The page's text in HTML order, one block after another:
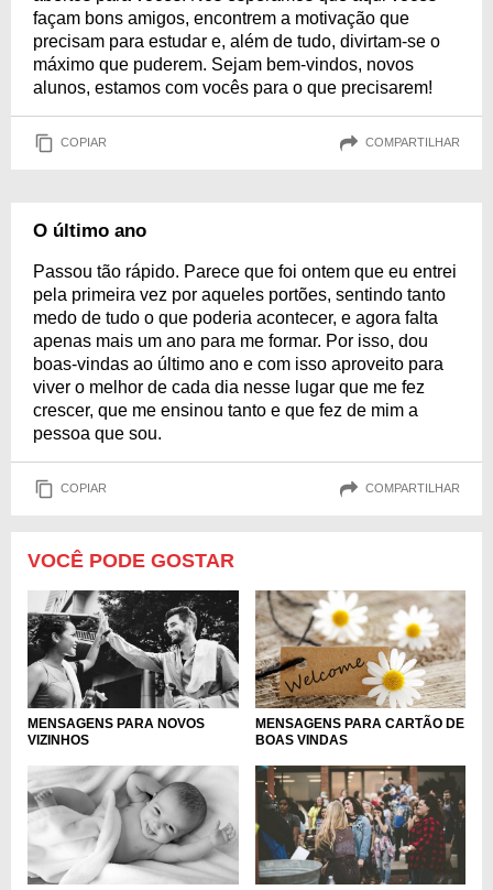
façam bons amigos, encontrem a motivação que
precisam para estudar e, além de tudo, divirtam-se o
máximo que puderem. Sejam bem-vindos, novos
alunos, estamos com vocês para o que precisarem!
COPIAR COMPARTILHAR
O último ano
Passou tão rápido. Parece que foi ontem que eu entrei
pela primeira vez por aqueles portões, sentindo tanto
medo de tudo o que poderia acontecer, e agora falta
apenas mais um ano para me formar. Por isso, dou
boas-vindas ao último ano e com isso aproveito para
viver o melhor de cada dia nesse lugar que me fez
crescer, que me ensinou tanto e que fez de mim a
pessoa que sou.
COPIAR COMPARTILHAR
VOCÊ PODE GOSTAR
MENSAGENS PARA NOVOS
VIZINHOS
MENSAGENS PARA CARTÃO DE
BOAS VINDAS